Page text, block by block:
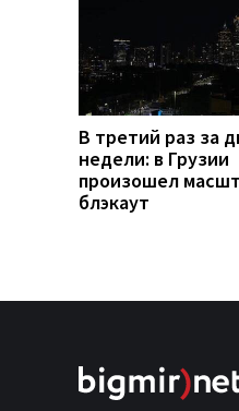
В третий раз за
недели: в Грузии
произошел
блэкаут